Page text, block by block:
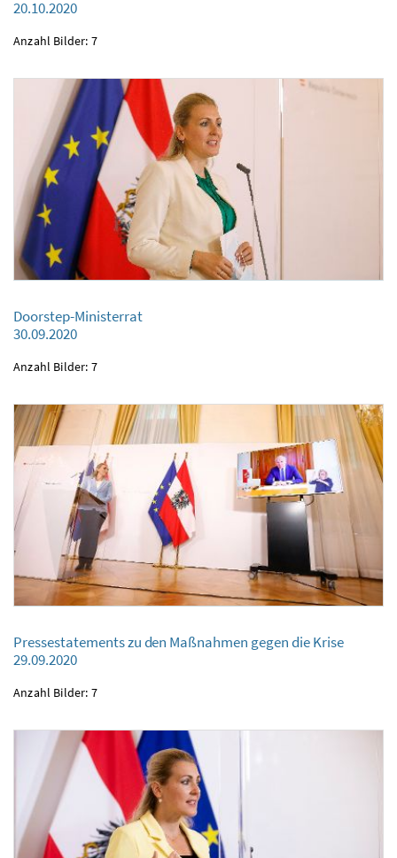
20.10.2020
20.10.2020
Anzahl Bilder: 7
30.09.2020
Doorstep-Ministerrat
30.09.2020
Anzahl Bilder: 7
Pressestatements zu den Maßnahmen gegen die Krise
29.09.2020
Pressestatements zu den Maßnahmen gegen die Krise
29.09.2020
Anzahl Bilder: 7